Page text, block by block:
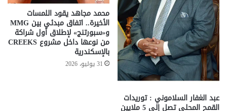
عبد الغفار السلاموني : توريدات
القمح المحلي تصل إلى 5 ملايين
محمد مجاهد يقود اللمسات
الأخيرة.. اتفاق مبدئي بين MMG
و«سبورتنج» لإطلاق أول شراكة
من نوعها داخل مشروع CREEKS
بالإسكندرية
31 يوليو، 2026